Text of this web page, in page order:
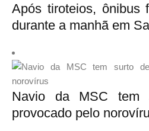
Após tiroteios, ônibus
durante a manhã em
Navio da MSC tem
provocado pelo